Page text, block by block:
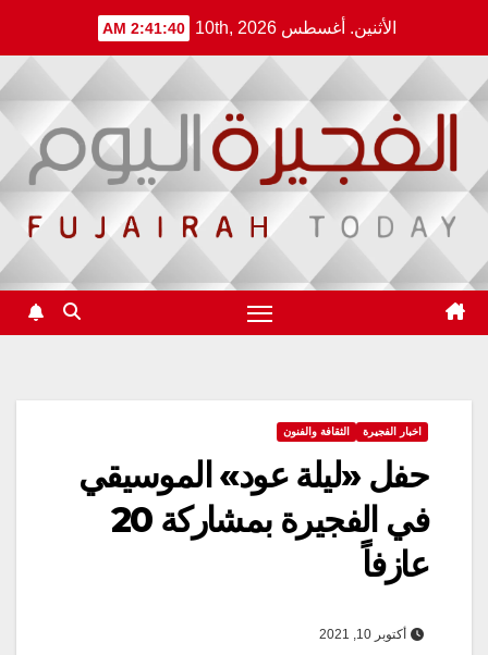
content
الأثنين. أغسطس 10th, 2026 2:41:40 AM
اخبار الفجيرة الثقافة والفنون
حفل «ليلة عود» الموسيقي
في الفجيرة بمشاركة 20
عازفاً
أكتوبر 10, 2021